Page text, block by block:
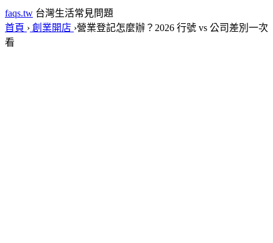
faqs.tw 台灣生活常見問題
首頁 › 創業開店 ›營業登記怎麼辦？2026 行號 vs 公司差別一次
看